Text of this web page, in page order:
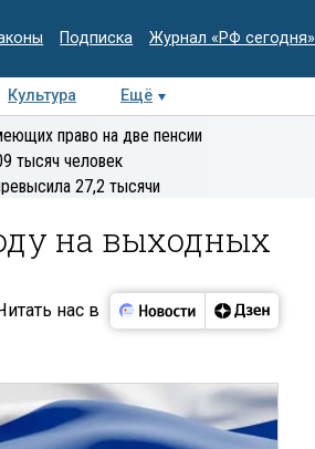
Подписка Журнал «РФ сегодня»
Культура Ещё
Колумнисты
Деловая
право на две пенсии
тысяч человек
27,2 тысячи
на выходных
нас в